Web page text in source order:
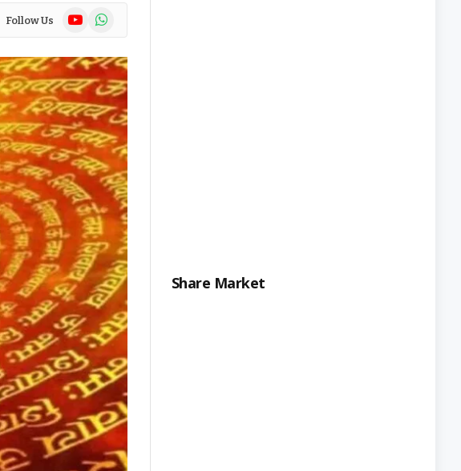
Follow Us YouTubeWhatsApp
Share Market